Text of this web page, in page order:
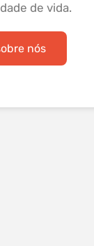
de vida.
nós